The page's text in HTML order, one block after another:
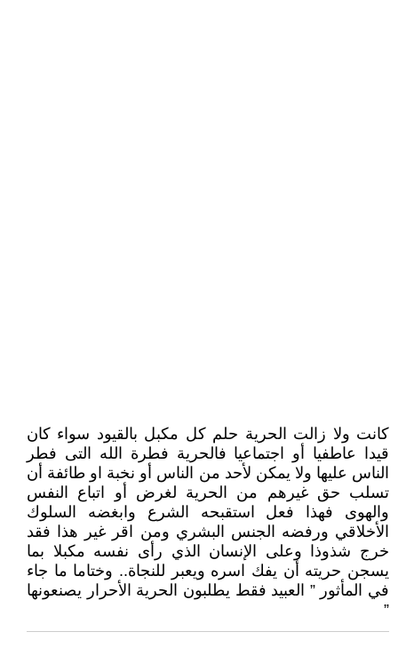
كانت ولا زالت الحرية حلم كل مكبل بالقيود سواء كان
قيدا عاطفيا أو اجتماعيا فالحرية فطرة الله التى فطر
الناس عليها ولا يمكن لأحد من الناس أو نخبة او طائفة أن
تسلب حق غيرهم من الحرية لغرض أو اتباع النفس
والهوى فهذا فعل استقبحه الشرع وابغضه السلوك
الأخلاقي ورفضه الجنس البشري ومن اقر غير هذا فقد
خرج شذوذا وعلى الإنسان الذي رأى نفسه مكبلا بما
يسجن حريته أن يفك اسره ويعبر للنجاة.. وختاما ما جاء
في المأثور ” العبيد فقط يطلبون الحرية الأحرار يصنعونها
”